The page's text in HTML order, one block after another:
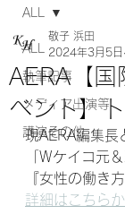
ALL
執筆記事
メディア出演等
講演その他
ALL
AERA【国
ベント】
敬子 浜田
2024年3月5日
現AERA編集長
「Wケイコ元
『女性の働き方
詳細はこちら